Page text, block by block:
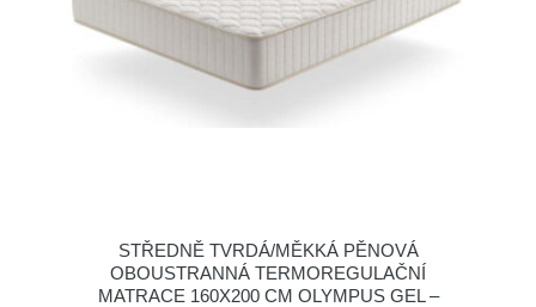
STŘEDNĚ TVRDÁ/MĚKKÁ PĚNOVÁ
OBOUSTRANNÁ TERMOREGULAČNÍ
MATRACE 160X200 CM OLYMPUS GEL –